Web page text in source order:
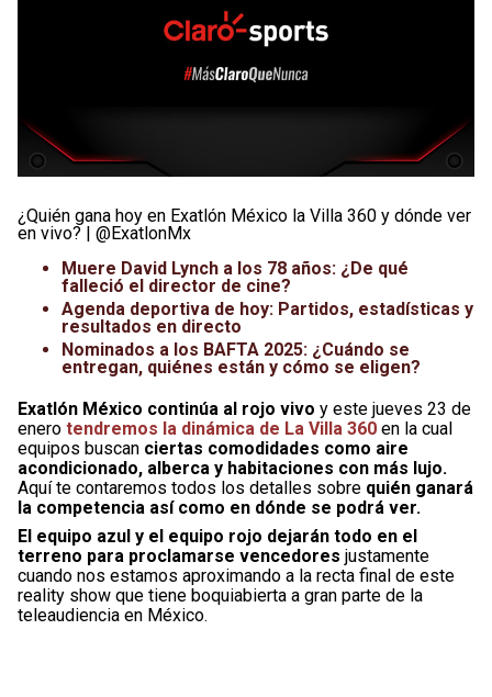
¿Quién gana hoy en Exatlón México la Villa 360 y dónde ver
en vivo? | @ExatlonMx
Muere David Lynch a los 78 años: ¿De qué
falleció el director de cine?
Agenda deportiva de hoy: Partidos, estadísticas y
resultados en directo
Nominados a los BAFTA 2025: ¿Cuándo se
entregan, quiénes están y cómo se eligen?
Exatlón México continúa al rojo vivo y este jueves 23 de
enero tendremos la dinámica de La Villa 360 en la cual
equipos buscan ciertas comodidades como aire
acondicionado, alberca y habitaciones con más lujo.
Aquí te contaremos todos los detalles sobre quién ganará
la competencia así como en dónde se podrá ver.
El equipo azul y el equipo rojo dejarán todo en el
terreno para proclamarse vencedores justamente
cuando nos estamos aproximando a la recta final de este
reality show que tiene boquiabierta a gran parte de la
teleaudiencia en México.